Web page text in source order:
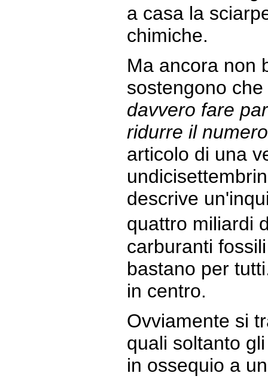
a casa la
chimiche.
Ma ancora non
sostengono
davvero fare
ridurre il
articolo di una
descrive
quattro miliardi
carburanti
bastano per
in centro.
Ovviamente si
quali soltanto
in ossequio a